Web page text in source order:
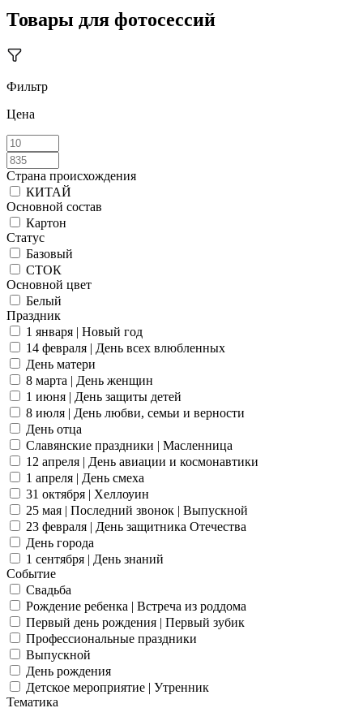
Товары для фотосессий
Фильтр
Цена
Страна происхождения
КИТАЙ
Основной состав
Картон
Статус
Базовый
СТОК
Основной цвет
Белый
Праздник
1 января | Новый год
14 февраля | День всех влюбленных
День матери
8 марта | День женщин
1 июня | День защиты детей
8 июля | День любви, семьи и верности
День отца
Славянские праздники | Масленница
12 апреля | День авиации и космонавтики
1 апреля | День смеха
31 октября | Хеллоуин
25 мая | Последний звонок | Выпускной
23 февраля | День защитника Отечества
День города
1 сентября | День знаний
Событие
Свадьба
Рождение ребенка | Встреча из роддома
Первый день рождения | Первый зубик
Профессиональные праздники
Выпускной
День рождения
Детское мероприятие | Утренник
Тематика